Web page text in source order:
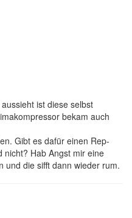
ist diese selbst
bekam auch
Gibt es dafür einen Rep-
nicht? Hab Angst mir eine
und die sifft dann wieder rum.